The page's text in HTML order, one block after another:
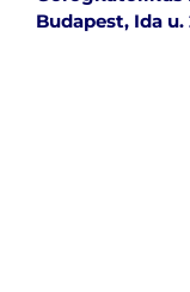
Budapest, Ida u.